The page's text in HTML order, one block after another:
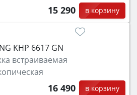
15 290 в корзину
KHP 6617 GN
встраиваемая
16 490 в корзину